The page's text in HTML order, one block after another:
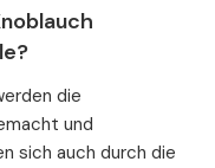
die
und
sich auch durch die